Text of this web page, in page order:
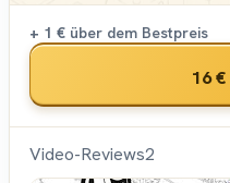
+ 1 € über dem Bestpreis
16 €
Video-Reviews2